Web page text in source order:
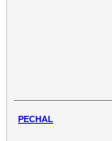
PECHAL